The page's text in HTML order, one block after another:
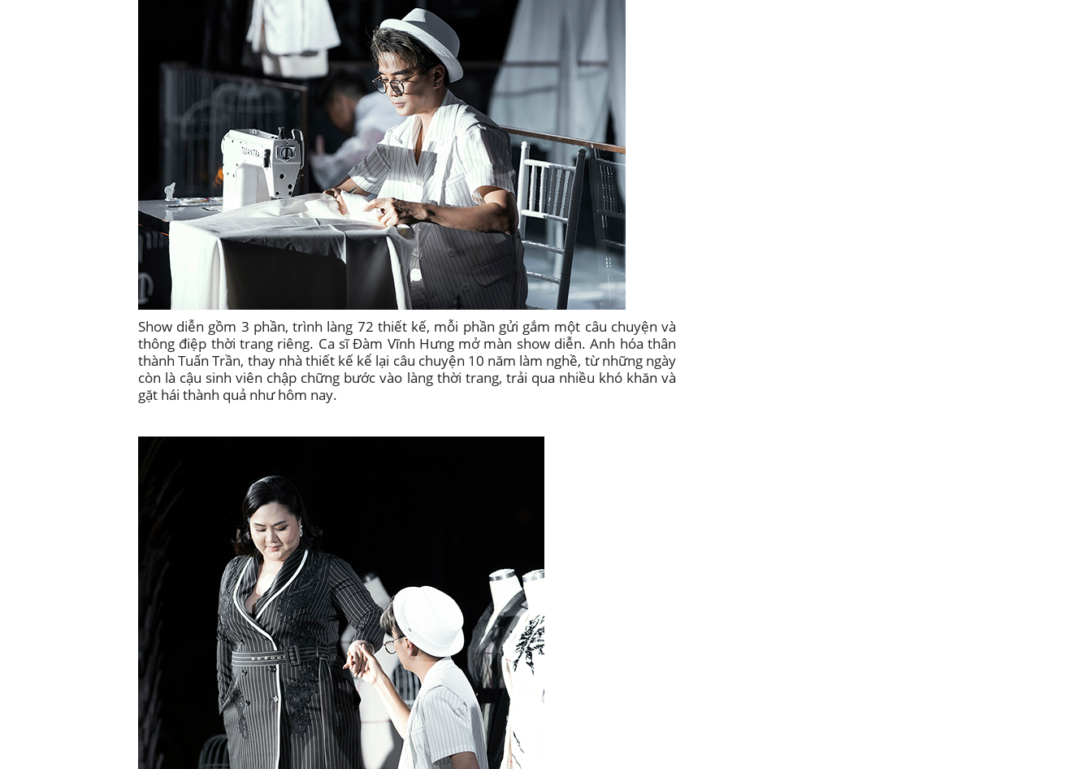
Show diễn gồm 3 phần, trình làng 72 thiết kế, mỗi phần gửi gắm một câu chuyện và
thông điệp thời trang riêng. Ca sĩ Đàm Vĩnh Hưng mở màn show diễn. Anh hóa thân
thành Tuấn Trần, thay nhà thiết kế kể lại câu chuyện 10 năm làm nghề, từ những ngày
còn là cậu sinh viên chập chững bước vào làng thời trang, trải qua nhiều khó khăn và
gặt hái thành quả như hôm nay.